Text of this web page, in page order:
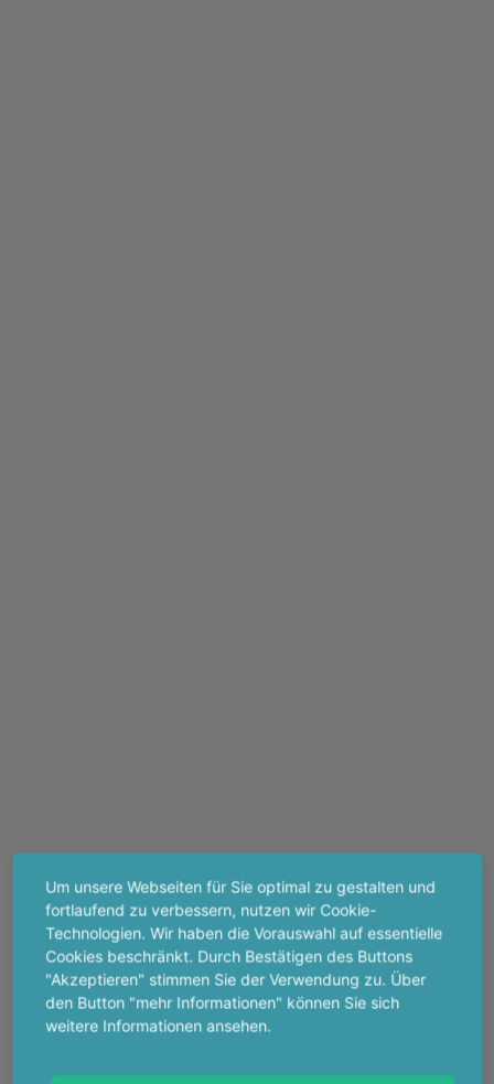
Um unsere Webseiten für Sie optimal zu gestalten und
fortlaufend zu verbessern, nutzen wir Cookie-
Technologien. Wir haben die Vorauswahl auf essentielle
Cookies beschränkt. Durch Bestätigen des Buttons
"Akzeptieren" stimmen Sie der Verwendung zu. Über
den Button "mehr Informationen" können Sie sich
weitere Informationen ansehen.